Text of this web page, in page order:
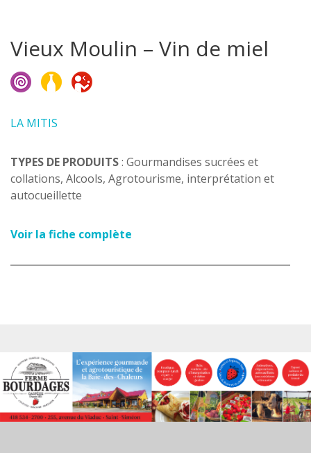
Vieux Moulin – Vin de miel
LA MITIS
TYPES DE PRODUITS: Gourmandises sucrées et
collations, Alcools, Agrotourisme, interprétation et
autocueillette
Voir la fiche complète